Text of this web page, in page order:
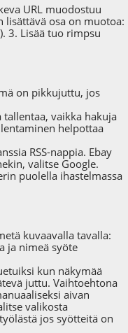
URL muodostuu
lisättävä osa on muotoa:
3. Lisää tuo rimpsu
on pikkujuttu, jos
tallentaa, vaikka hakuja
helpottaa
RSS-nappia. Ebay
valitse Google.
puolella ihastelmassa
kuvaavalla tavalla:
ja nimeä syöte
kun näkymää
juttu. Vaihtoehtona
aivan
valikosta
jos syötteitä on